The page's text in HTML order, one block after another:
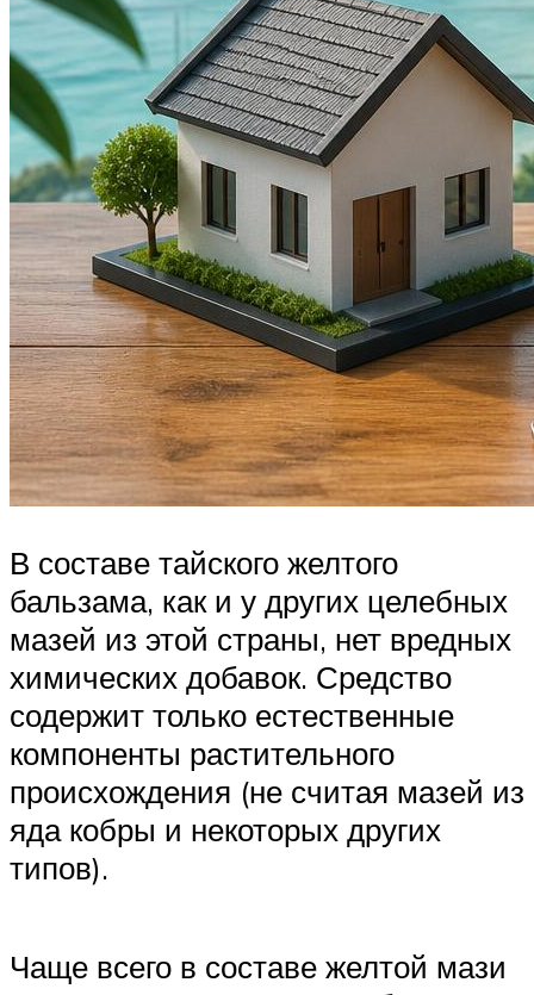
В составе тайского желтого
бальзама, как и у других целебных
мазей из этой страны, нет вредных
химических добавок. Средство
содержит только естественные
компоненты растительного
происхождения (не считая мазей из
яда кобры и некоторых других
типов).
Чаще всего в составе желтой мази